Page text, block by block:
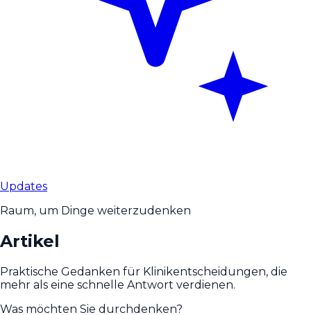
Updates
Raum, um Dinge weiterzudenken
Artikel
Praktische Gedanken für Klinikentscheidungen, die
mehr als eine schnelle Antwort verdienen.
Was möchten Sie durchdenken?